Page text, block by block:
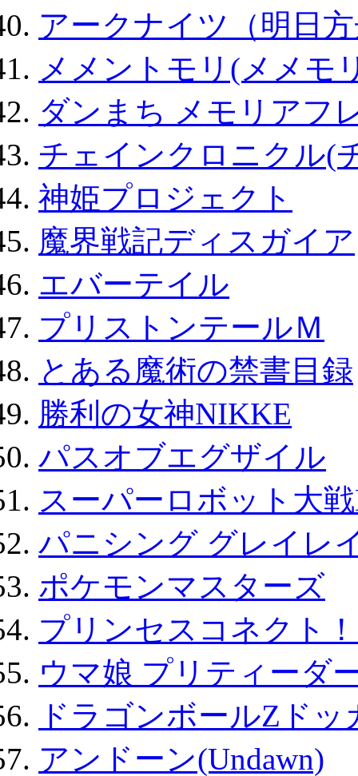
アークナイツ（明日
メメントモリ(メメモ
ダンまち メモリアフ
チェインクロニクル(
神姫プロジェクト
魔界戦記ディスガイア
エバーテイル
プリストンテールＭ
とある魔術の禁書目録
勝利の女神NIKKE
パスオブエグザイル
スーパーロボット大
パニシング グレイレ
ポケモンマスターズ
プリンセスコネクト
ウマ娘 プリティーダ
ドラゴンボールZド
アンドーン(Undawn)